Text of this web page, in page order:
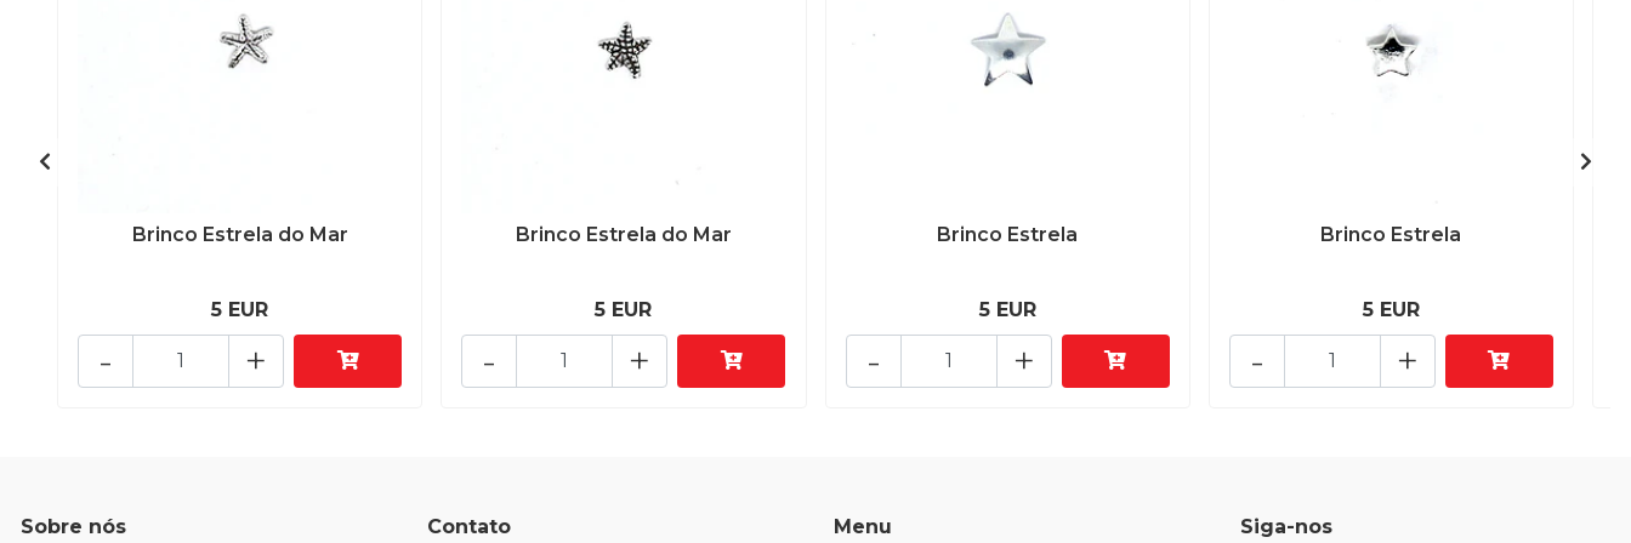
Brinco Estrela do Mar
5 EUR
+
-
Brinco Estrela do Mar
5 EUR
+
-
Brinco Estrela
5 EUR
+
-
Brinco Estrela
5 EUR
+
-
Sobre nós Contato Menu Siga-nos